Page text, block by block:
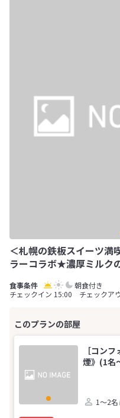
＜札幌の鉄板スイーツ満
ラーコラボ★濃厚ミルク
朝食付き
チェックイン 15:00 チェックア
［コン
煙》(1名
1～2名